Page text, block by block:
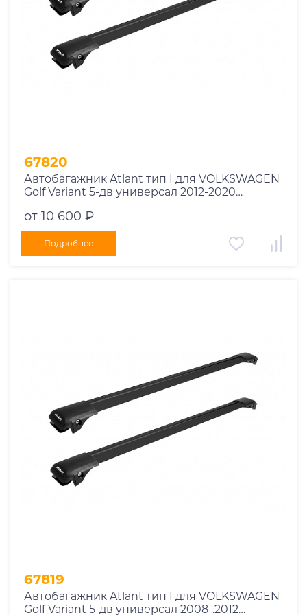
67820
Автобагажник Atlant тип I для VOLKSWAGEN
Golf Variant 5-дв универсал 2012-2020
10002+11114+11118
от 10 600 ₽
Подробнее
67819
Автобагажник Atlant тип I для VOLKSWAGEN
Golf Variant 5-дв универсал 2008-.2012